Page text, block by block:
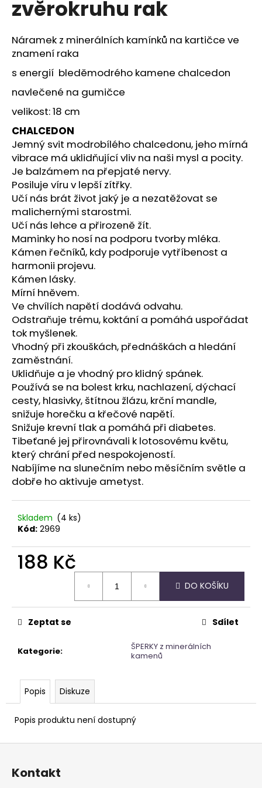
zvěrokruhu rak
Náramek z minerálních kamínků na kartičce ve
znamení raka
s energií bleděmodrého kamene chalcedon
navlečené na gumičce
velikost: 18 cm
CHALCEDON
Jemný svit modrobílého chalcedonu, jeho mírná
vibrace má uklidňující vliv na naši mysl a pocity.
Je balzámem na přepjaté nervy.
Posiluje víru v lepší zítřky.
Učí nás brát život jaký je a nezatěžovat se
malichernými starostmi.
Učí nás lehce a přirozeně žít.
Maminky ho nosí na podporu tvorby mléka.
Kámen řečníků, kdy podporuje vytříbenost a
harmonii projevu.
Kámen lásky.
Mírní hněvem.
Ve chvílích napětí dodává odvahu.
Odstraňuje trému, koktání a pomáhá uspořádat
tok myšlenek.
Vhodný při zkouškách, přednáškách a hledání
zaměstnání.
Uklidňuje a je vhodný pro klidný spánek.
Používá se na bolest krku, nachlazení, dýchací
cesty, hlasivky, štítnou žlázu, krční mandle,
snižuje horečku a křečové napětí.
Snižuje krevní tlak a pomáhá při diabetes.
Tibeťané jej přirovnávali k lotosovému květu,
který chrání před nespokojeností.
Nabíjíme na slunečním nebo měsíčním světle a
dobře ho aktivuje ametyst.
Skladem (4 ks)
Kód: 2969
188 Kč
DO KOŠÍKU
Kategorie:
ŠPERKY z minerálních
kamenů
Zeptat se Sdílet
Popis Diskuze
Popis produktu není dostupný
a
í
t
?
D
o
p
o
r
u
č
u
j
e
m
e
NAUŠNICE
KORÁLKOVÉ
345
Kč
Z
Kontakt